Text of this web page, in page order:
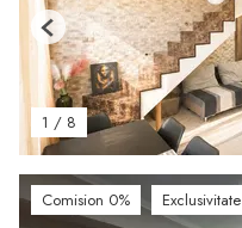
1 / 8
Previous
Comision 0% Exclusivitate